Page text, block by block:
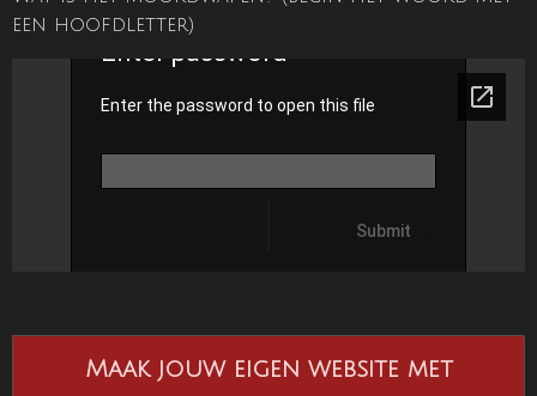
een hoofdletter)
Maak jouw eigen website met